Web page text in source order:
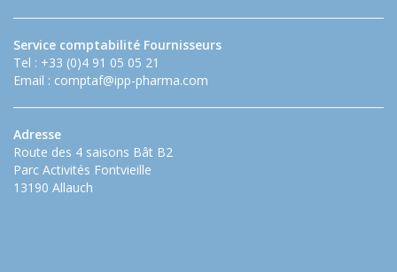
Service comptabilité Fournisseurs
Tel : +33 (0)4 91 05 05 21
Email : comptaf@ipp-pharma.com
Adresse
Route des 4 saisons Bât B2
Parc Activités Fontvieille
13190 Allauch